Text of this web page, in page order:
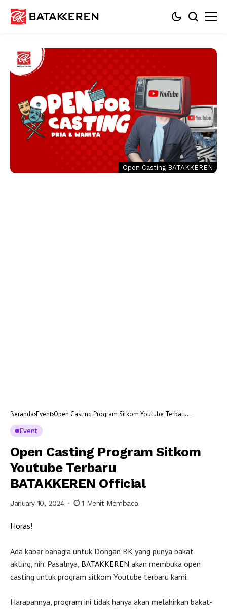
Open Casting BATAKKEREN
Beranda Event Open Casting Program Sitkom Youtube Terbaru
Event
Open Casting Program Sitkom
Youtube Terbaru
BATAKKEREN Official
January 10, 2024 1 Menit Membaca
Horas!
Ada kabar bahagia untuk Dongan BK yang punya bakat
akting, nih. Pasalnya, BATAKKEREN akan membuka open
casting untuk program sitkom Youtube terbaru kami.
Harapannya, program ini tidak hanya akan melahirkan bakat-